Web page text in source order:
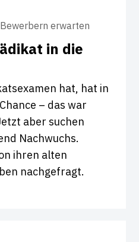
erwarten
in die
hat, hat in
– das war
aber suchen
Nachwuchs.
ihren alten
nachgefragt.